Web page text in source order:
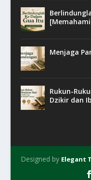
Menjaga
Rukun-
Dzikir dan
Designed by Elegant